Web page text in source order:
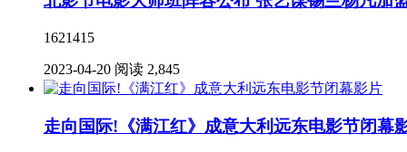
1621415
2023-04-20 阅读 2,845
走向国际!《满江红》成意大利远东电影节闭幕